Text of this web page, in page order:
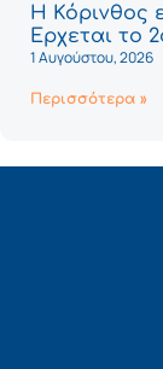
Η Κόρινθος
Έρχεται το
1 Αυγούστου, 2026
Περισσότερα »